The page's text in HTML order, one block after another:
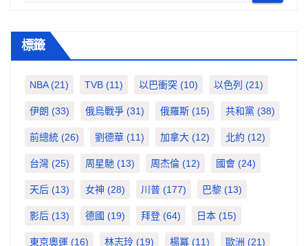
標籤
NBA(21) TVB (11) 以巴衝突 (10) 以色列 (21)
伊朗 (33) 俄烏戰爭 (31) 俄羅斯 (15) 共和黨 (38)
前總統 (26) 劉德華 (11) 加拿大 (12) 北約 (12)
台灣 (25) 周星馳 (13) 周杰倫 (12) 國會 (24)
天后 (13) 女神 (28) 川普 (177) 巴黎 (13)
影后 (13) 德國 (19) 拜登 (64) 日本 (15)
東京奧運 (16) 林志玲 (19) 楊冪 (11) 歐洲 (21)